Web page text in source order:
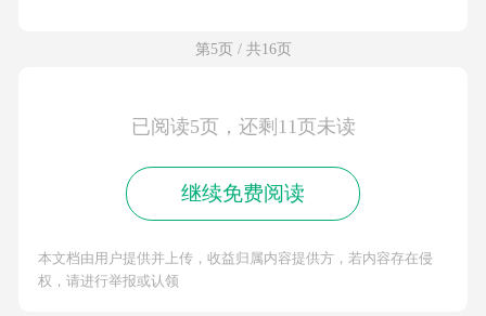
第5页 / 共16页
已阅读5页，还剩11页未读
继续免费阅读
本文档由用户提供并上传，收益归属内容提供方，若内容存在侵
权，请进行举报或认领